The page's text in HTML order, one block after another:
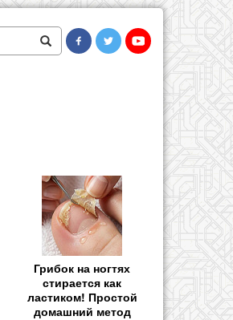
Грибок на ногтях
стирается как
ластиком! Простой
домашний метод